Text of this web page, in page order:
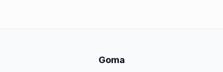
Goma